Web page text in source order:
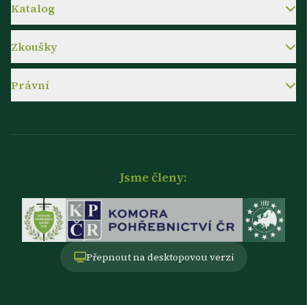
Katalog
Zkoušky
Právní
Jsme členy:
Přepnout na desktopovou verzi